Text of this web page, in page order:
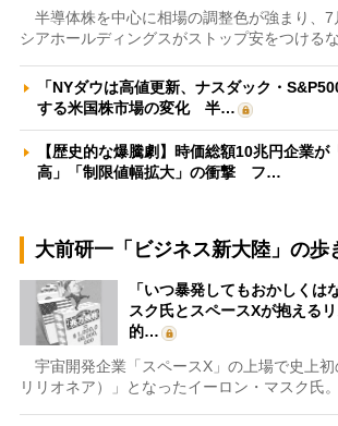
半導体株を中心に相場の調整色が強まり、7
シアホールディングスがストップ安をつける
「NYダウは高値更新、ナスダック・
する米国株市場の変化 半…
【歴史的な爆騰劇】時価総額10兆円企業が
高」「制限値幅拡大」の衝撃 フ…
大前研一「ビジネス新大陸」の歩
「いつ暴発してもおかしくは
スク氏とスペースXが抱える
的…
宇宙開発企業「スペースX」の上場で史上初
リリオネア）」となったイーロン・マスク氏